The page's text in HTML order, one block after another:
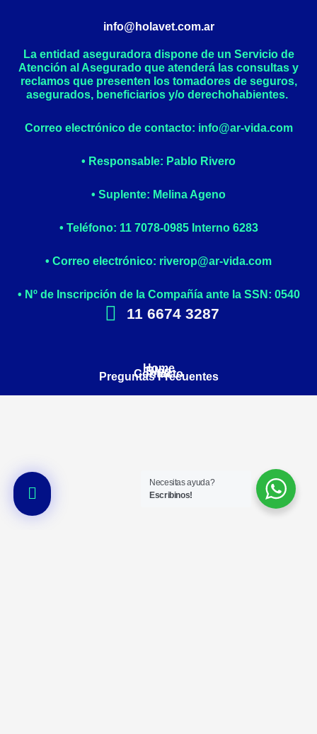
info@holavet.com.ar
La entidad aseguradora dispone de un Servicio de
Atención al Asegurado que atenderá las consultas y
reclamos que presenten los tomadores de seguros,
asegurados, beneficiarios y/o derechohabientes.
Correo electrónico de contacto: info@ar-vida.com
• Responsable: Pablo Rivero
• Suplente: Melina Ageno
• Teléfono: 11 7078-0985 Interno 6283
• Correo electrónico: riverop@ar-vida.com
• Nº de Inscripción de la Compañía ante la SSN: 0540
11 6674 3287
Home
Blog
Contacto
Preguntas Frecuentes
Necesitas ayuda?
Escribinos!